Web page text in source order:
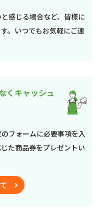
感じる場合など、皆様に
。いつでもお気軽にご連
くキャッシュ
フォームに必要事項を入
た商品券をプレゼントい